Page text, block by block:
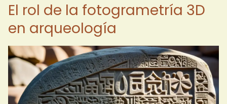
El rol de la fotogrametría 3D
en arqueología